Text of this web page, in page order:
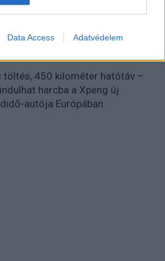
Data Access Adatvédelem
átlépte a 100 ezres
és lekörözte a Changant
töltés, 450 kilométer hatótáv –
harcba a Xpeng új
autója Európában